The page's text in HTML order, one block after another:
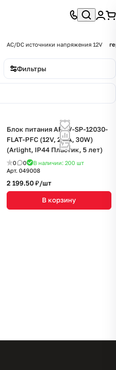
AC/DC источники напряжения 12V
Фильтры
Блок питания ARPV-SP-12030-
FLAT-PFC (12V, 2.5A, 30W)
(Arlight, IP44 Пластик, 5 лет)
0 0 В наличии: 200 шт
Арт. 049008
2 199.50 ₽/шт
В корзину